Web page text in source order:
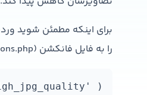
را به فایل فانکشن (functions.php) قالب خود اضافه کنید.